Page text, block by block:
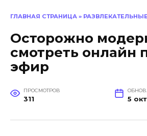
ГЛАВНАЯ СТРАНИЦА » РАЗВЛЕКАТЕЛЬНЫЕ
Осторожно
смотреть онлайн
эфир
ПРОСМОТРОВ
311 5